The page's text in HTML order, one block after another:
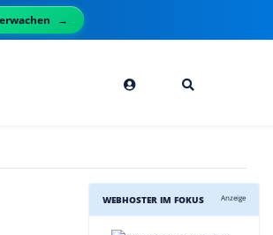
WEBHOSTER IM FOKUS Anzeige